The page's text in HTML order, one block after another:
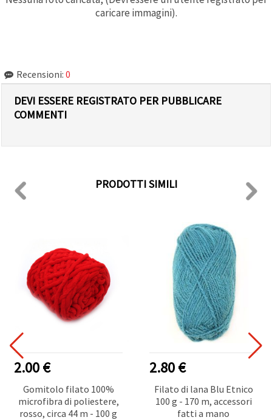
caricare immagini).
Recensioni: 0
DEVI ESSERE REGISTRATO PER PUBBLICARE
COMMENTI
PRODOTTI SIMILI
2.00 €
Gomitolo filato 100%
microfibra di poliestere,
rosso, circa 44 m - 100 g
2.80 €
Filato di lana Blu Etnico
100 g - 170 m, accessori
fatti a mano